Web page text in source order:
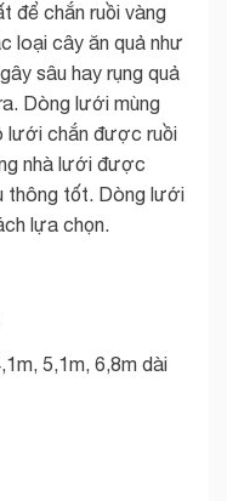
để chắn ruồi vàng
loại cây ăn quả như
sâu hay rụng quả
Dòng lưới mùng
lưới chắn được ruồi
nhà lưới được
thông tốt. Dòng lưới
lựa chọn.
5,1m, 6,8m dài